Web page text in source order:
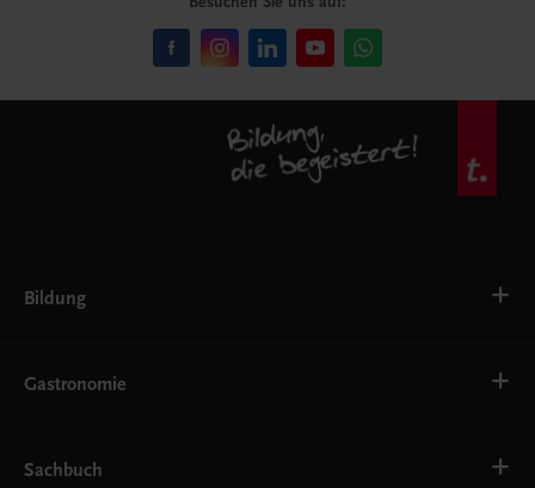
Bildung
AHS
EWF/ZWF
FW
Gastronomie
Getränke
Sachbuch